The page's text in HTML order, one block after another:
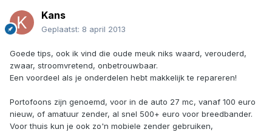
Kans
Geplaatst: 8 april 2013
Goede tips, ook ik vind die oude meuk niks waard, verouderd,
zwaar, stroomvretend, onbetrouwbaar.
Een voordeel als je onderdelen hebt makkelijk te repareren!
Portofoons zijn genoemd, voor in de auto 27 mc, vanaf 100 euro
nieuw, of amatuur zender, al snel 500+ euro voor breedbander.
Voor thuis kun je ook zo'n mobiele zender gebruiken,